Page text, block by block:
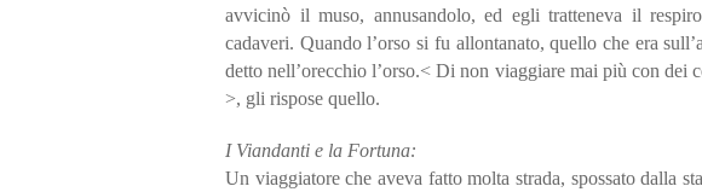
avvicinò il muso, annusandolo, ed egli tratteneva il
cadaveri. Quando l’orso si fu allontanato, quello che era
detto nell’orecchio l’orso.< Di non viaggiare mai più con dei
>, gli rispose quello.
I Viandanti e la Fortuna:
Un viaggiatore che aveva fatto molta strada, spossato dalla